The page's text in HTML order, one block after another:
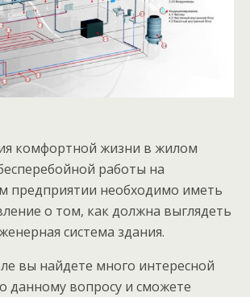
комфортной жизни в жилом
работы на
предприятии необходимо иметь
о том, как должна выглядеть
система здания.
вы найдете много интересной
данному вопросу и сможете